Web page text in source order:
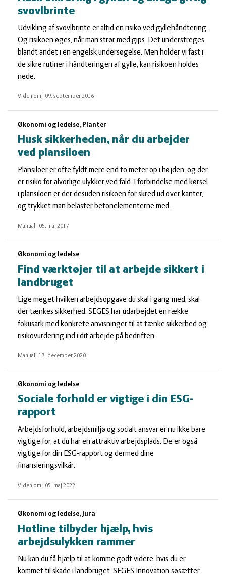
svovlbrinte
Udvikling af svovlbrinte er altid en risiko ved gyllehåndtering.
Og risikoen øges, når man strør med gips. Det understreges
blandt andet i en engelsk undersøgelse. Men holder vi fast i
de sikre rutiner i håndteringen af gylle, kan risikoen holdes
nede.
Viden om 09. september 2016
Økonomi og ledelse, Planter
Husk sikkerheden, når du arbejder
ved plansiloen
Plansiloer er ofte fyldt mere end to meter op i højden, og der
er risiko for alvorlige ulykker ved fald. I forbindelse med kørsel
i plansiloen er der desuden risikoen for skred ud over kanter,
og trykket man belaster betonelementerne med.
Manual 05. maj 2017
Økonomi og ledelse
Find værktøjer til at arbejde sikkert i
landbruget
Lige meget hvilken arbejdsopgave du skal i gang med, skal
der tænkes sikkerhed. SEGES har udarbejdet en række
fokusark med konkrete anvisninger til at tænke sikkerhed og
risikovurdering ind i dit arbejde på bedriften.
Manual 17. december 2020
Økonomi og ledelse
Sociale forhold er vigtige i din ESG-
rapport
Arbejdsforhold, arbejdsmiljø og socialt ansvar er nu ikke bare
vigtige for, at du har en attraktiv arbejdsplads. De er også
vigtige for din ESG-rapport og dermed dine
finansieringsvilkår.
Viden om 05. maj 2022
Økonomi og ledelse, Jura
Hotline tilbyder hjælp, hvis
arbejdsulykken rammer
Nu kan du få hjælp til at komme godt videre, hvis du er
kommet til skade i landbruget. SEGES Innovation søsætter